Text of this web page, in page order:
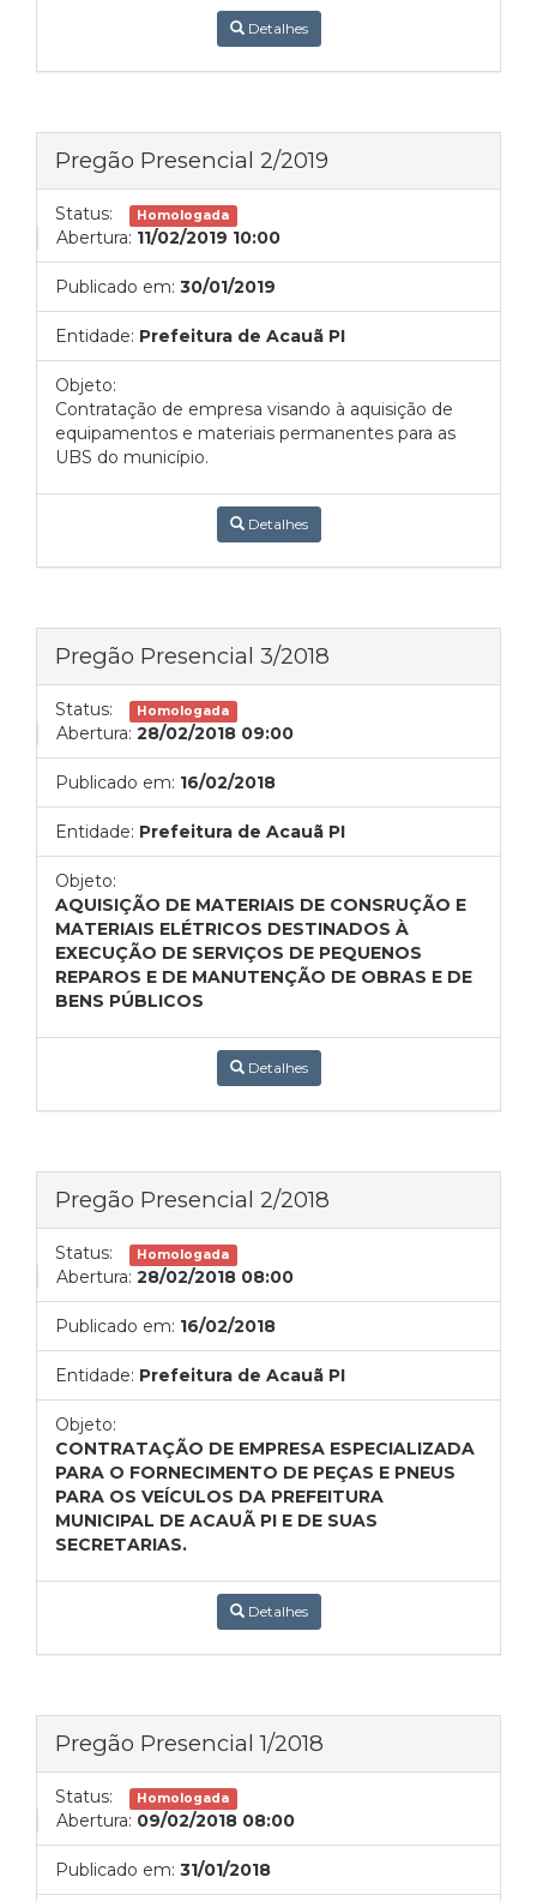
Detalhes
Pregão Presencial 2/2019
Status: Homologada
Abertura: 11/02/2019 10:00
Publicado em: 30/01/2019
Entidade: Prefeitura de Acauã PI
Objeto:
Contratação de empresa visando à aquisição de
equipamentos e materiais permanentes para as
UBS do município.
Detalhes
Pregão Presencial 3/2018
Status: Homologada
Abertura: 28/02/2018 09:00
Publicado em: 16/02/2018
Entidade: Prefeitura de Acauã PI
Objeto:
AQUISIÇÃO DE MATERIAIS DE CONSRUÇÃO E
MATERIAIS ELÉTRICOS DESTINADOS À
EXECUÇÃO DE SERVIÇOS DE PEQUENOS
REPAROS E DE MANUTENÇÃO DE OBRAS E DE
BENS PÚBLICOS
Detalhes
Pregão Presencial 2/2018
Status: Homologada
Abertura: 28/02/2018 08:00
Publicado em: 16/02/2018
Entidade: Prefeitura de Acauã PI
Objeto:
CONTRATAÇÃO DE EMPRESA ESPECIALIZADA
PARA O FORNECIMENTO DE PEÇAS E PNEUS
PARA OS VEÍCULOS DA PREFEITURA
MUNICIPAL DE ACAUÃ PI E DE SUAS
SECRETARIAS.
Detalhes
Pregão Presencial 1/2018
Status: Homologada
Abertura: 09/02/2018 08:00
Publicado em: 31/01/2018